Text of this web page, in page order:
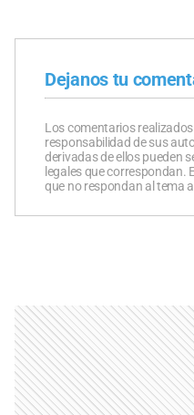
Dejanos tu
Los comentarios
responsabilidad de sus
derivadas de ellos pueden
legales que correspondan.
que no respondan al tema